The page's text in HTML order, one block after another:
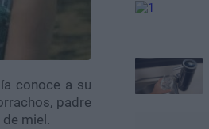
conoce a su
padre
miel.